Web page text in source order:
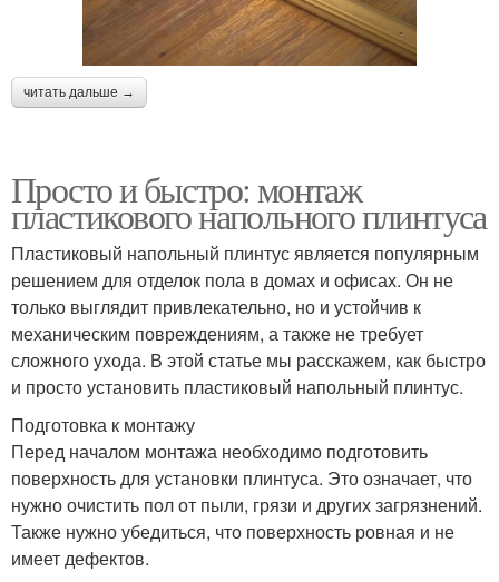
читать дальше →
Просто и быстро: монтаж
пластикового напольного плинтуса
Пластиковый напольный плинтус является популярным
решением для отделок пола в домах и офисах. Он не
только выглядит привлекательно, но и устойчив к
механическим повреждениям, а также не требует
сложного ухода. В этой статье мы расскажем, как быстро
и просто установить пластиковый напольный плинтус.
Подготовка к монтажу
Перед началом монтажа необходимо подготовить
поверхность для установки плинтуса. Это означает, что
нужно очистить пол от пыли, грязи и других загрязнений.
Также нужно убедиться, что поверхность ровная и не
имеет дефектов.